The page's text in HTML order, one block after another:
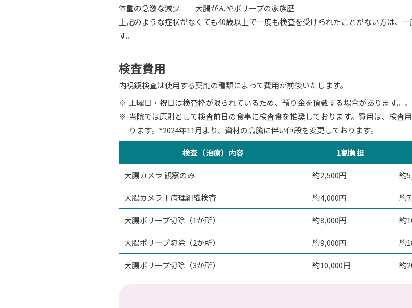
体重の急激な減少
大腸がんやポリープの家族歴
上記のような症状がなくても40歳以上で一度も検査を受けられたことがない方は、
す。
検査費用
内視鏡検査は使用する薬剤の種類によって費用が前後いたします。
土曜日・祝日は検査枠が限られているため、預り金を頂戴する場合があります。。
当院では原則として検査前日の食事に検査食を推奨しております。費用は、検査
ります。*2024年11月より、資材の高騰に伴い値段を変更しております。
検査（治療）内容 1割負担
大腸カメラ 観察のみ 約2,500円 約
大腸カメラ＋病理組織検査 約4,000円 約
大腸ポリープ切除（1か所） 約8,000円 約
大腸ポリープ切除（2か所） 約9,000円 約
大腸ポリープ切除（3か所） 約10,000円 約